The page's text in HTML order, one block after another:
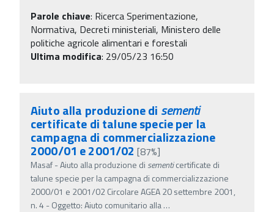
Parole chiave: Ricerca Sperimentazione,
Normativa, Decreti ministeriali, Ministero delle
politiche agricole alimentari e forestali
Ultima modifica: 29/05/23 16:50
Aiuto alla produzione di sementi
certificate di talune specie per la
campagna di commercializzazione
2000/01 e 2001/02 [87%]
Masaf - Aiuto alla produzione di sementicertificate di
talune specie per la campagna di commercializzazione
2000/01 e 2001/02 Circolare AGEA 20 settembre 2001,
n. 4 - Oggetto: Aiuto comunitario alla…